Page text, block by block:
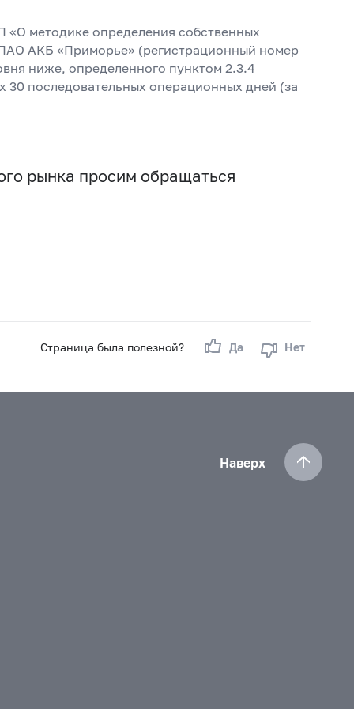
«О методике определения собственных
ПАО АКБ «Приморье» (регистрационный номер
ниже, определенного пунктом 2.3.4
последовательных операционных дней (за
рынка просим обращаться
Страница была полезной? Да Нет
Наверх